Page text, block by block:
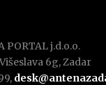
PORTAL j.d.o.o.
6g, Zadar